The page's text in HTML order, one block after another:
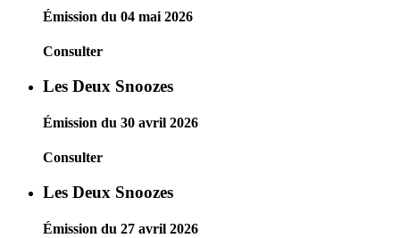
Émission du 04 mai 2026
Consulter
Les Deux Snoozes
Émission du 30 avril 2026
Consulter
Les Deux Snoozes
Émission du 27 avril 2026